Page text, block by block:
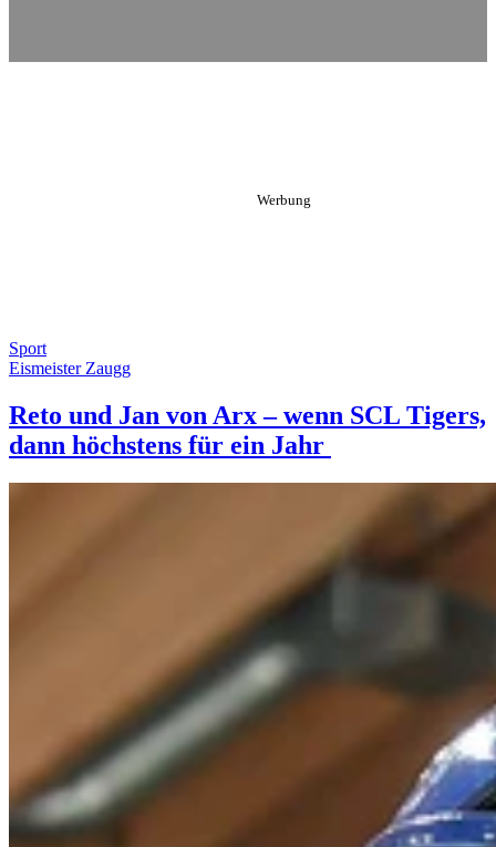
Sport
Eismeister Zaugg
Reto und Jan von Arx – wenn SCL Tigers,
dann höchstens für ein Jahr